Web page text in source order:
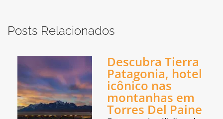
Posts Relacionados
Descubra Tierra
Patagonia, hotel
icônico nas
montanhas em
Torres Del Paine